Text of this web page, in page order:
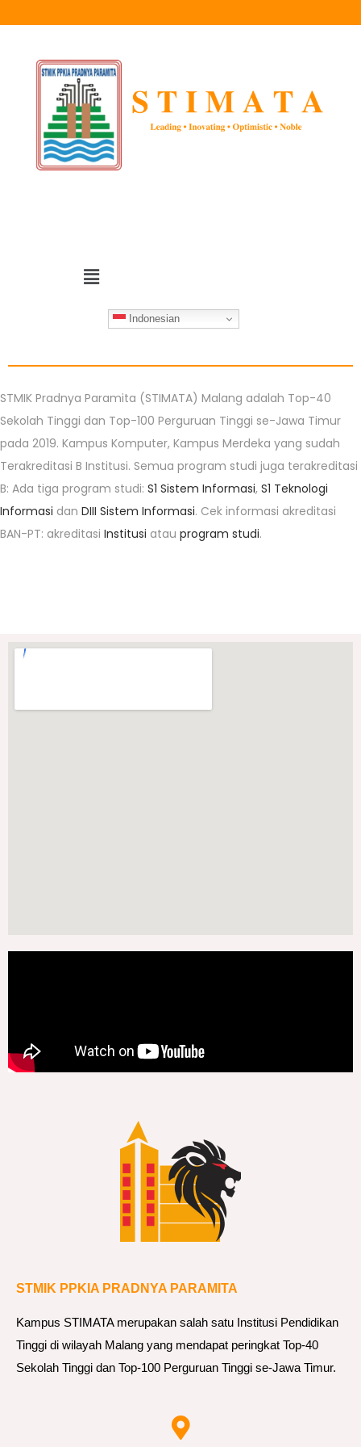
Indonesian
STMIK Pradnya Paramita (STIMATA) Malang adalah Top-40
Sekolah Tinggi dan Top-100 Perguruan Tinggi se-Jawa Timur
pada 2019. Kampus Komputer, Kampus Merdeka yang sudah
Terakreditasi B Institusi. Semua program studi juga terakreditasi
B: Ada tiga program studi: S1 Sistem Informasi, S1 Teknologi
Informasi dan DIII Sistem Informasi. Cek informasi akreditasi
BAN-PT: akreditasi Institusi atau program studi.
STMIK PPKIA PRADNYA PARAMITA
Kampus STIMATA merupakan salah satu Institusi Pendidikan
Tinggi di wilayah Malang yang mendapat peringkat Top-40
Sekolah Tinggi dan Top-100 Perguruan Tinggi se-Jawa Timur.